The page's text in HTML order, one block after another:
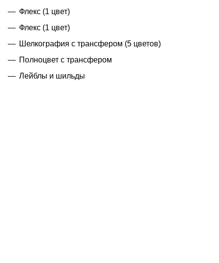
Флекс (1 цвет)
Флекс (1 цвет)
Шелкография с трансфером (5 цветов)
Полноцвет с трансфером
Лейблы и шильды